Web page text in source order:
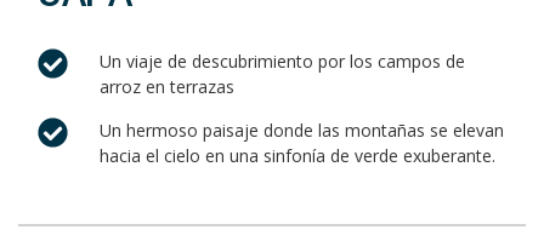
Un viaje de descubrimiento por los campos de
arroz en terrazas
Un hermoso paisaje donde las montañas se elevan
hacia el cielo en una sinfonía de verde exuberante.